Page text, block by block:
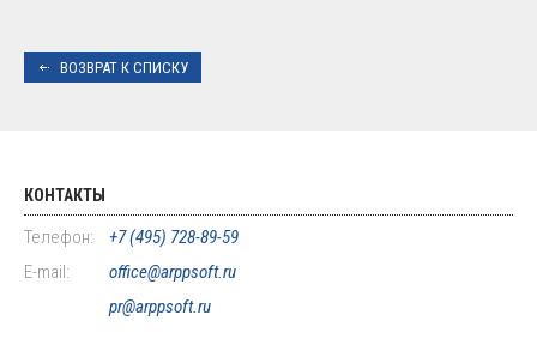
ВОЗВРАТ К СПИСКУ
КОНТАКТЫ
Телефон:
+7 (495) 728-89-59
E-mail:
office@arppsoft.ru
pr@arppsoft.ru